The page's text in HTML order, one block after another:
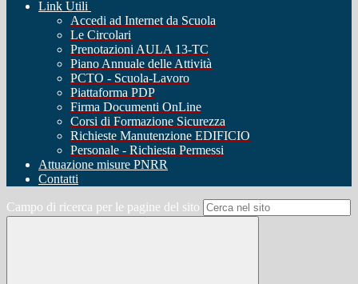
Link Utili
Accedi ad Internet da Scuola
Le Circolari
Prenotazioni AULA 13-TC
Piano Annuale delle Attività
PCTO - Scuola-Lavoro
Piattaforma PDP
Firma Documenti OnLine
Corsi di Formazione Sicurezza
Richieste Manutenzione EDIFICIO
Personale - Richiesta Permessi
Attuazione misure PNRR
Contatti
Campo di ricerca per le pagine del sito